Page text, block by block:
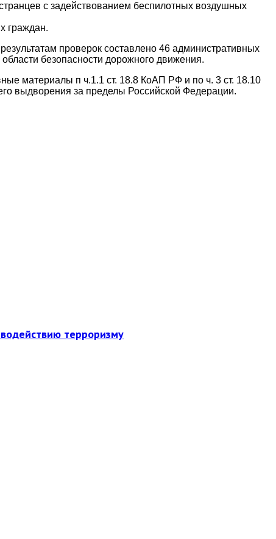
с задействованием беспилотных воздушных
граждан.
проверок составлено 46 административных
безопасности дорожного движения.
материалы п ч.1.1 ст. 18.8 КоАП РФ и по ч. 3 ст. 18.10
выдворения за пределы Российской Федерации.
терроризму